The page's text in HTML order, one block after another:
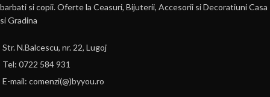
barbati si copii. Oferte la Ceasuri, Bijuterii, Accesorii si Decoratiuni Casa
si Gradina
Str. N.Balcescu, nr. 22, Lugoj
Tel: 0722 584 931
E-mail: comenzi(@)byyou.ro